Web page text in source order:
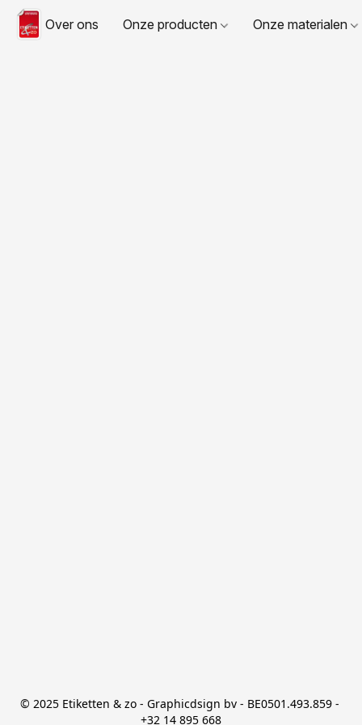
Over ons Onze producten Onze materialen
© 2025 Etiketten & zo - Graphicdsign bv - BE0501.493.859 -
+32 14 895 668